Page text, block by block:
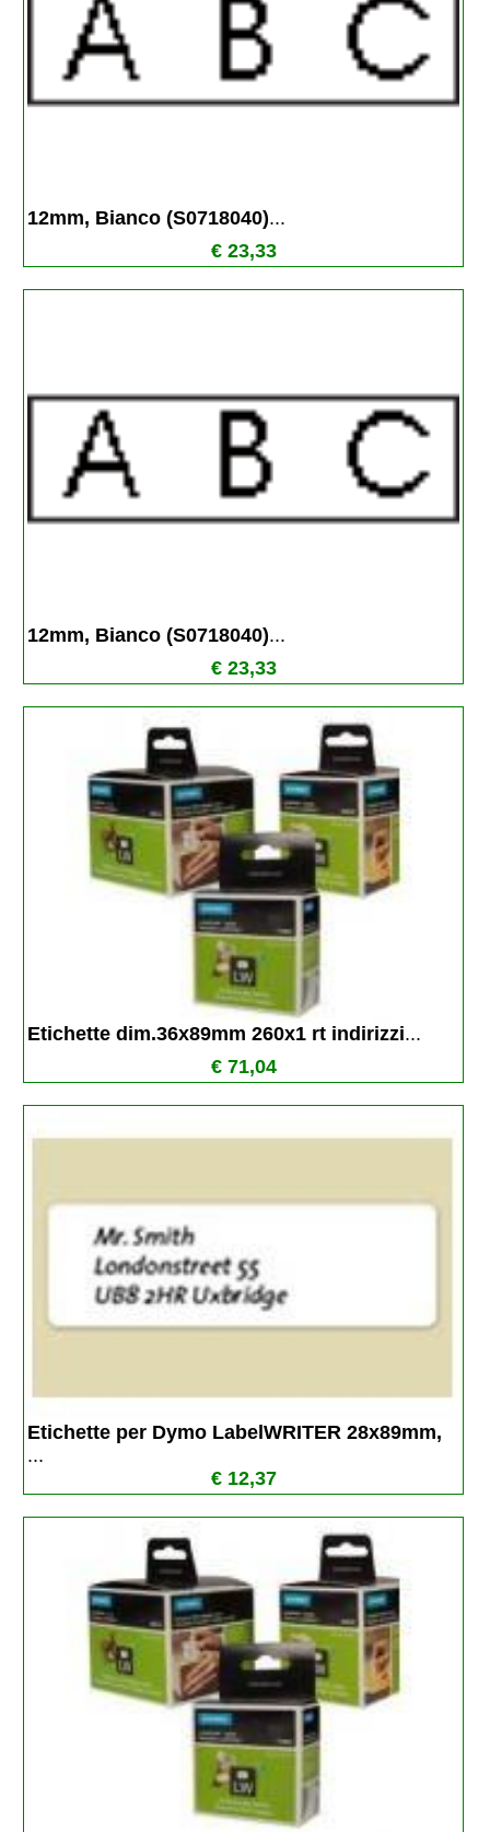
12mm, Bianco (S0718040)...
€ 23,33
12mm, Bianco (S0718040)...
€ 23,33
Etichette dim.36x89mm 260x1 rt indirizzi...
€ 71,04
Etichette per Dymo LabelWRITER 28x89mm,
...
€ 12,37